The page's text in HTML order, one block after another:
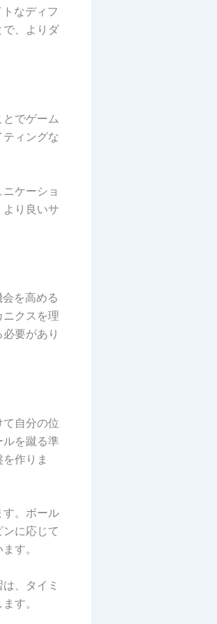
なディフ
で、よりダ
でゲーム
ィングな
ケーショ
り良いサ
を高める
クスを理
要があり
自分の位
を蹴る準
作りま
す。ボール
に応じて
す。
、タイミ
す。